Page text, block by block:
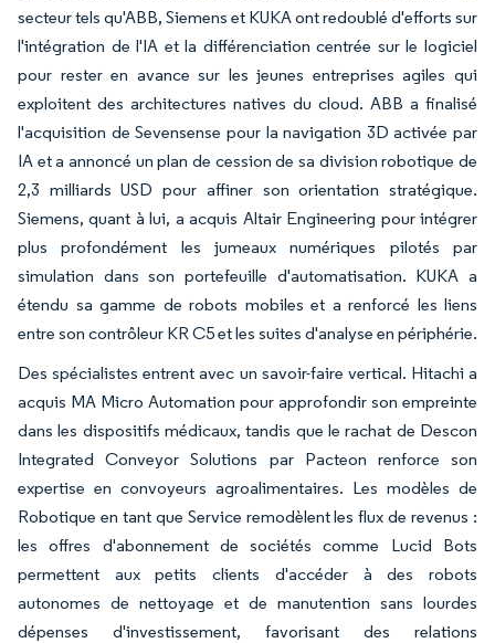
secteur tels qu'ABB, Siemens et KUKA ont redoublé d'efforts sur
l'intégration de l'IA et la différenciation centrée sur le logiciel
pour rester en avance sur les jeunes entreprises agiles qui
exploitent des architectures natives du cloud. ABB a finalisé
l'acquisition de Sevensense pour la navigation 3D activée par
IA et a annoncé un plan de cession de sa division robotique de
2,3 milliards USD pour affiner son orientation stratégique.
Siemens, quant à lui, a acquis Altair Engineering pour intégrer
plus profondément les jumeaux numériques pilotés par
simulation dans son portefeuille d'automatisation. KUKA a
étendu sa gamme de robots mobiles et a renforcé les liens
entre son contrôleur KR C5 et les suites d'analyse en périphérie.
Des spécialistes entrent avec un savoir-faire vertical. Hitachi a
acquis MA Micro Automation pour approfondir son empreinte
dans les dispositifs médicaux, tandis que le rachat de Descon
Integrated Conveyor Solutions par Pacteon renforce son
expertise en convoyeurs agroalimentaires. Les modèles de
Robotique en tant que Service remodèlent les flux de revenus :
les offres d'abonnement de sociétés comme Lucid Bots
permettent aux petits clients d'accéder à des robots
autonomes de nettoyage et de manutention sans lourdes
dépenses d'investissement, favorisant des relations